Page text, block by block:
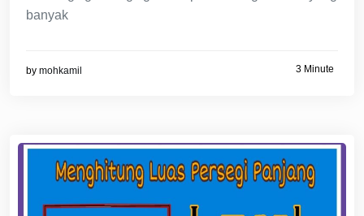
banyak
by mohkamil 3 Minute